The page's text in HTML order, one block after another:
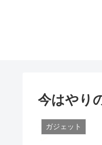
今はやり
ガジェット